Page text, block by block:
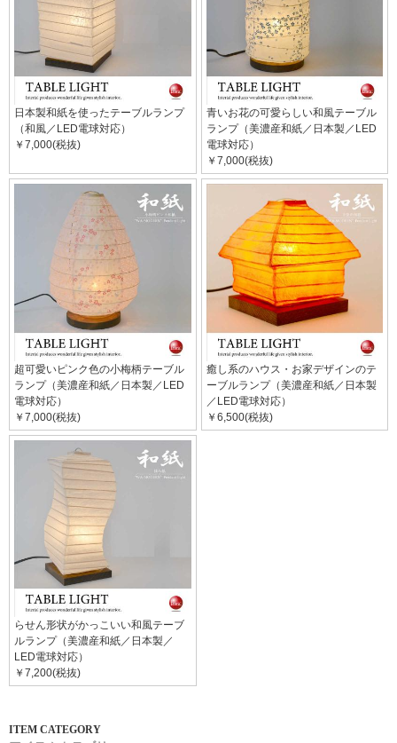
日本製和紙を使ったテーブルランプ
（和風／LED電球対応）
￥7,000(税抜)
青いお花の可愛らしい和風テーブル
ランプ（美濃産和紙／日本製／LED
電球対応）
￥7,000(税抜)
超可愛いピンク色の小梅柄テーブル
ランプ（美濃産和紙／日本製／LED
電球対応）
￥7,000(税抜)
癒し系のハウス・お家デザインのテ
ーブルランプ（美濃産和紙／日本製
／LED電球対応）
￥6,500(税抜)
らせん形状がかっこいい和風テーブ
ルランプ（美濃産和紙／日本製／
LED電球対応）
￥7,200(税抜)